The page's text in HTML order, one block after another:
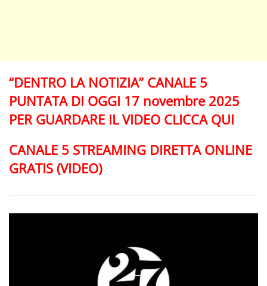
“DENTRO LA NOTIZIA” CANALE 5
PUNTATA DI OGGI 17 novembre 2025
PER GUARDARE IL VIDEO CLICCA QUI
CANALE 5 STREAMING DIRETTA ONLINE
GRATIS (VIDEO)